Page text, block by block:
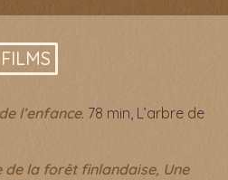
FILMS
l’enfance. 78 min, L’arbre de
de la forêt finlandaise, Une